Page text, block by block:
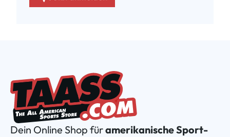
Dein Online Shop füramerikanische Sport-